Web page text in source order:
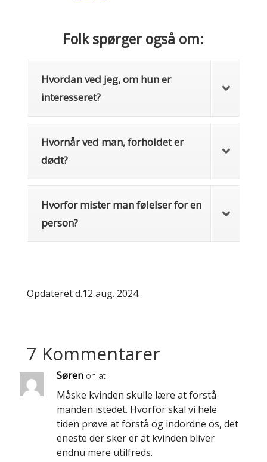
Folk spørger også om:
Hvordan ved jeg, om hun er
interesseret?
Hvornår ved man, forholdet er
dødt?
Hvorfor mister man følelser for en
person?
Opdateret d.12 aug. 2024.
7 Kommentarer
Søren on at
Måske kvinden skulle lære at forstå
manden istedet. Hvorfor skal vi hele
tiden prøve at forstå og indordne os, det
eneste der sker er at kvinden bliver
endnu mere utilfreds.